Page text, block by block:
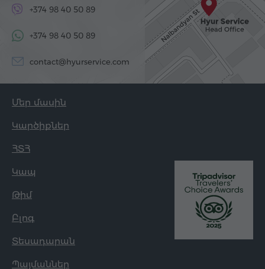
+374 98 40 50 89
+374 98 40 50 89
contact@hyurservice.com
Մեր մասին
Կարծիքներ
ՀՏՀ
Կապ
Թիմ
Բլոգ
Տեսադարան
Պայմաններ